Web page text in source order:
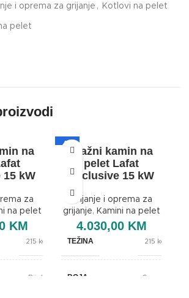
i oprema za grijanje , Kotlovi na pelet
pelet
na
15 kW
za
na pelet
KM
215 kg
Bijela
A+
Etažni kamin na
pelet Lafat
Exclusive 15 kW
Grijanje i oprema za
grijanje, Kamini na pelet
4.030,00 KM
TEŽINA 215 kg
BOJA Crvena